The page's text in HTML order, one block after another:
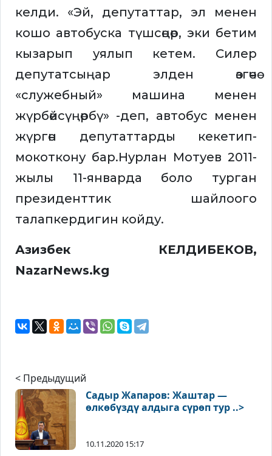
келди. «Эй, депутаттар, эл менен
кошо автобуска түшсөңөр, эки бетим
кызарып уялып кетем. Силер
депутатсыңар элден өзгөчө
«служебный» машина менен
жүрбөйсүңөрбү» -деп, автобус менен
жүргөн депутаттарды кекетип-
мокоткону бар.Нурлан Мотуев 2011-
жылы 11-январда боло турган
президенттик шайлоого
талапкердигин койду.
Азизбек КЕЛДИБЕКОВ,
NazarNews.kg
< Предыдущий
Садыр Жапаров: Жаштар —
өлкөбүздү алдыга сүрөп тур ..>
10.11.2020 15:17